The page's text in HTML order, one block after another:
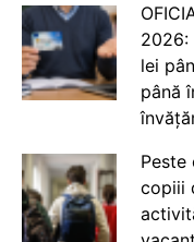
2026:
lei
până
Peste
copiii